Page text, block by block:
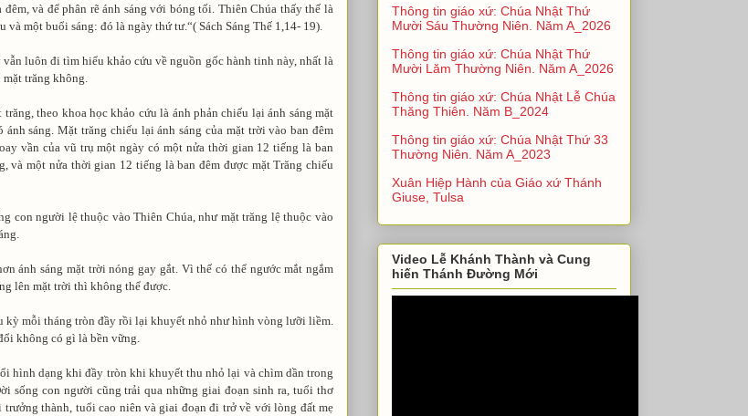
và để phân rẽ ánh sáng với bóng tối. Thiên Chúa thấy thế là
và một buổi sáng: đó là ngày thứ tư.“( Sách Sáng Thế 1,14- 19).
luôn đi tìm hiểu khảo cứu về nguồn gốc hành tinh này, nhất là
trăng không.
trăng, theo khoa học khảo cứu là ánh phản chiếu lại ánh sáng mặt
sáng. Mặt trăng chiếu lại ánh sáng của mặt trời vào ban đêm
vần của vũ trụ một ngày có một nửa thời gian 12 tiếng là ban
và một nửa thời gian 12 tiếng là ban đêm được mặt Trăng chiếu
con người lệ thuộc vào Thiên Chúa, như mặt trăng lệ thuộc vào
ánh sáng mặt trời nóng gay gắt. Vì thế có thể ngước mắt ngắm
lên mặt trời thì không thể được.
kỳ mỗi tháng tròn đầy rồi lại khuyết nhỏ như hình vòng lưỡi liềm.
không có gì là bền vững.
hình dạng khi đầy tròn khi khuyết thu nhỏ lại và chìm dần trong
sống con người cũng trải qua những giai đoạn sinh ra, tuổi thơ
thành, tuổi cao niên và giai đoạn đi trở về với lòng đất mẹ
Thông tin giáo xứ: Chúa Nhật Thứ
Mười Sáu Thường Niên. Năm A_2026
Thông tin giáo xứ: Chúa Nhật Thứ
Mười Lăm Thường Niên. Năm A_2026
Thông tin giáo xứ: Chúa Nhật Lễ Chúa
Thăng Thiên. Năm B_2024
Thông tin giáo xứ: Chúa Nhật Thứ 33
Thường Niên. Năm A_2023
Xuân Hiệp Hành của Giáo xứ Thánh
Giuse, Tulsa
Video Lễ Khánh Thành và Cung
hiến Thánh Đường Mới